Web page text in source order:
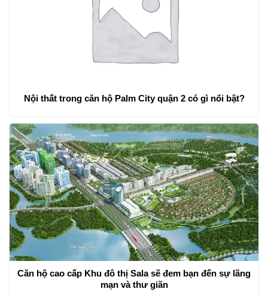
Nội thất trong căn hộ Palm City quận 2 có gì nổi bật?
Căn hộ cao cấp Khu đô thị Sala sẽ đem bạn đến sự lãng
mạn và thư giãn